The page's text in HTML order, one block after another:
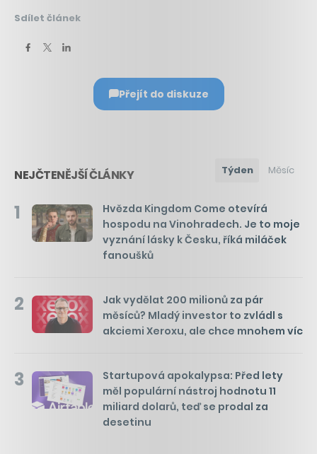
Sdílet článek
Přejít do diskuze
NEJČTENĚJŠÍ ČLÁNKY Týden Měsíc
1
Hvězda Kingdom Come otevírá
hospodu na Vinohradech. Je to moje
vyznání lásky k Česku, říká miláček
fanoušků
2
Jak vydělat 200 milionů za pár
měsíců? Mladý investor to zvládl s
akciemi Xeroxu, ale chce mnohem víc
3
Startupová apokalypsa: Před lety
měl populární nástroj hodnotu 11
miliard dolarů, teď se prodal za
desetinu